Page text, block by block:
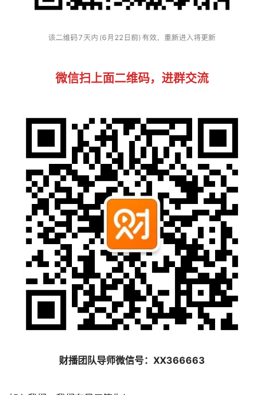
微信扫上面二维码，进群交流
财播团队导师微信号：XX366663